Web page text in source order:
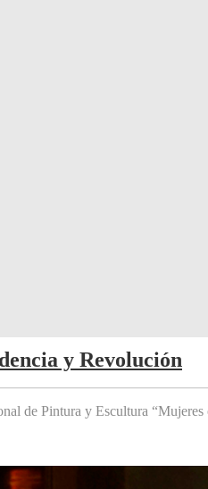
y Revolución
de Pintura y Escultura “Mujeres